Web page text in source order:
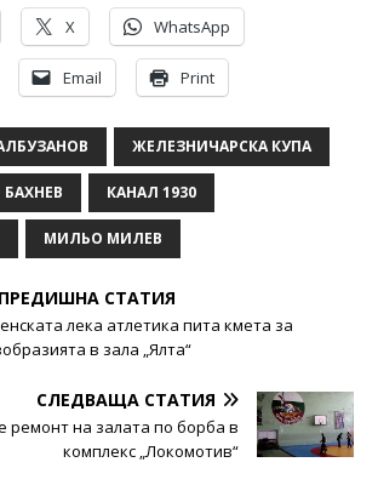
X WhatsApp
Email Print
ЖЕЛЕЗНИЧАРСКА КУПА
КАНАЛ 1930
МИЛЬО МИЛЕВ
ПРЕДИШНА СТАТИЯ
лека атлетика пита кмета за
в зала „Ялта“
СЛЕДВАЩА СТАТИЯ
ремонт на залата по борба в
комплекс „Локомотив“